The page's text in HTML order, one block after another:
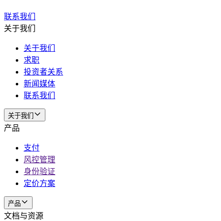
联系我们
关于我们
关于我们
求职
投资者关系
新闻媒体
联系我们
关于我们
产品
支付
风控管理
身份验证
定价方案
产品
文档与资源